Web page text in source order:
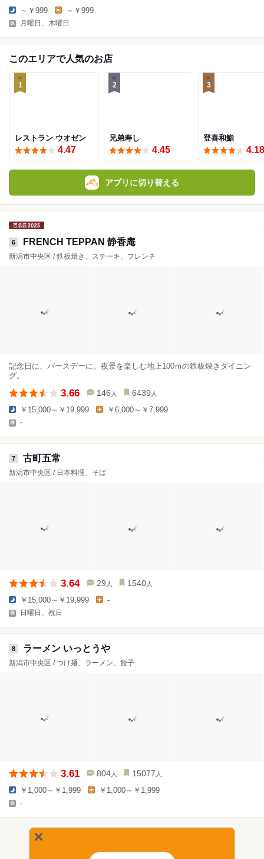
～￥999 ～￥999
月曜日、木曜日
このエリアで人気のお店
1
レストラン ウオゼン
4.47
2
兄弟寿し
4.45
3
登喜和鮨
4.18
アプリに切り替える
6 FRENCH TEPPAN 静香庵
新潟市中央区 / 鉄板焼き、ステーキ、フレンチ
記念日に、バースデーに。夜景を楽しむ地上100ｍの鉄板焼きダイニン
グ。
3.66 146 人 6439 人
￥15,000～￥19,999 ￥6,000～￥7,999
-
7 古町五常
新潟市中央区 / 日本料理、そば
3.64 29 人 1540 人
￥15,000～￥19,999 -
日曜日、祝日
8 ラーメン いっとうや
新潟市中央区 / つけ麺、ラーメン、餃子
3.61 804 人 15077 人
￥1,000～￥1,999 ￥1,000～￥1,999
-